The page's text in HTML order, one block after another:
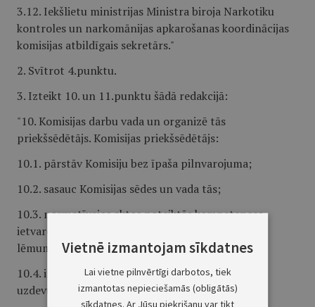
3.12. Iekšlietu ministrijas Ministra biroja Narkotiku
kontroles un narkomānijas apkarošanas koordinācijas
komisijas atbildīgais sekretārs."
2. Svītrot 4.punktu.
3. Izteikt 10. un 11.punktu šādā redakcijā:
"10. Komisijas darbu vada un organizē tās
priekšsēdētājs. Komisijas priekšsēdētājs:
10.1. pārstāv Komisiju bez īpaša pilnvarojuma;
10.2. sasauc Komisijas sēdes un vada tās;
10.3. normatīvajos aktos noteiktās kompetences
ietvaros apstiprina Komisijas un apakškomisijas
lēmumus;
10.4. ir atbildīgs par Komisijas darbu un noteikto
uzdevumu izpildi;
Vietnē izmantojam sīkdatnes
Lai vietne pilnvērtīgi darbotos, tiek
izmantotas nepieciešamās (obligātās)
sīkdatnes. Ar Jūsu piekrišanu var tikt